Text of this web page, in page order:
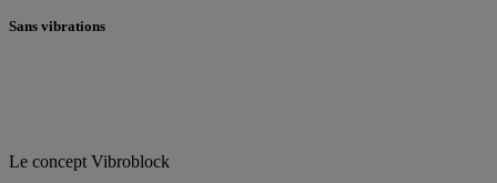
Sans vibrations
Le concept Vibroblock